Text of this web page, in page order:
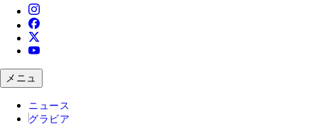
メニュ
ニュース
グラビア